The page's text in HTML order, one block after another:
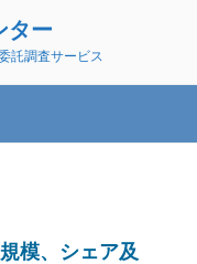
ター
託調査サービス
模、シェア及